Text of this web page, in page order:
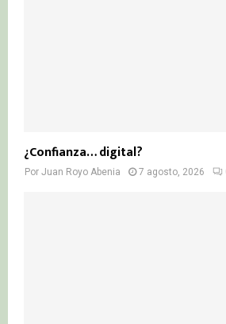
¿Confianza… digital?
Por Juan Royo Abenia 7 agosto, 2026